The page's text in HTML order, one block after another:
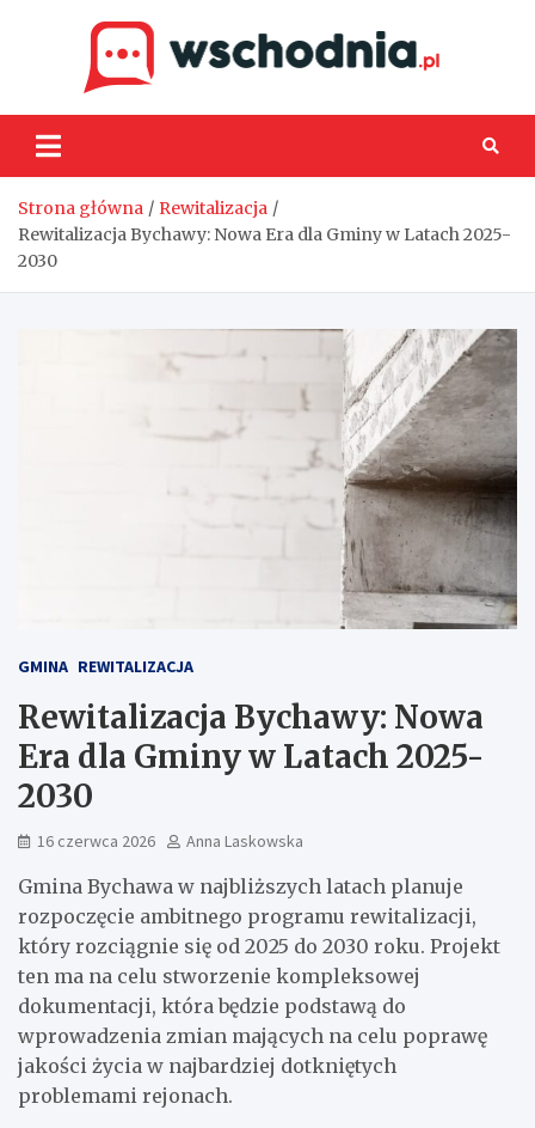
Strona główna
Rewitalizacja
Rewitalizacja Bychawy: Nowa Era dla Gminy w Latach 2025-
2030
GMINA REWITALIZACJA
Rewitalizacja Bychawy: Nowa
Era dla Gminy w Latach 2025-
2030
16 czerwca 2026 Anna Laskowska
Gmina Bychawa w najbliższych latach planuje
rozpoczęcie ambitnego programu rewitalizacji,
który rozciągnie się od 2025 do 2030 roku. Projekt
ten ma na celu stworzenie kompleksowej
dokumentacji, która będzie podstawą do
wprowadzenia zmian mających na celu poprawę
jakości życia w najbardziej dotkniętych
problemami rejonach.